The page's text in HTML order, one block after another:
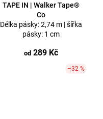
TAPE IN | Walker Tape®
Co
Délka pásky: 2,74 m | šířka
pásky: 1 cm
od289 Kč
–32 %